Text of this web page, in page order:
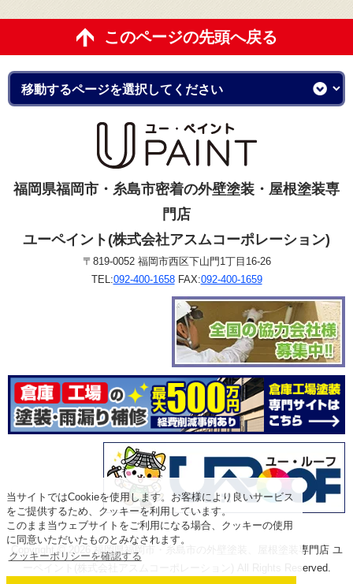
当サイトではCookieを使用します。お客様により良いサービス
をご提供するため、クッキーを利用しています。
このまま当ウェブサイトをご利用になる場合、クッキーの使用
に同意いただいたものとみなされます。
クッキーポリシーを確認する
このページの先頭へ戻る
福岡県福岡市・糸島市密着の外壁塗装・屋根塗装専
門店
ユーペイント(株式会社アスムコーポレーション)
〒819-0052 福岡市西区下山門1丁目16-26
TEL:092-400-1658FAX:092-400-1659
Copyright © 2026 福岡県福岡市・糸島市の外壁塗装、屋根塗装専門店 ユ
ーペイント(株式会社アスムコーポレーション) All Rights Reserved.